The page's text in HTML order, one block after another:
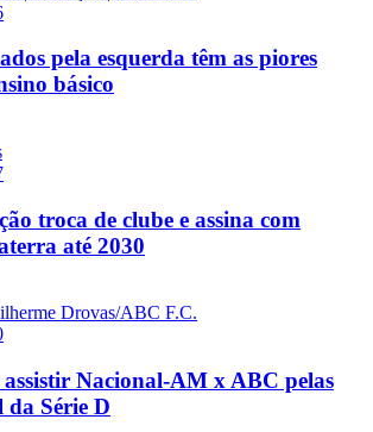
pela esquerda têm as piores
básico
troca de clube e assina com
até 2030
Nacional-AM x ABC pelas
Série D